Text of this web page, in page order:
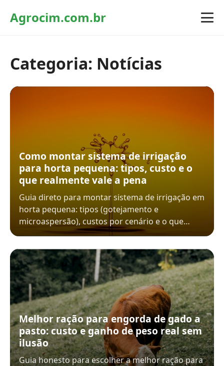
Agrocim.com.br
Categoria: Notícias
Como montar sistema de irrigação
para horta pequena: tipos, custo e o
que realmente vale a pena
Guia direto para montar sistema de irrigação em
horta pequena: tipos (gotejamento e
microaspersão), custos por cenário e o que…
Melhor ração para engorda de gado a
pasto: custo e ganho de peso real sem
ilusão
Guia honesto para escolher a melhor ração para